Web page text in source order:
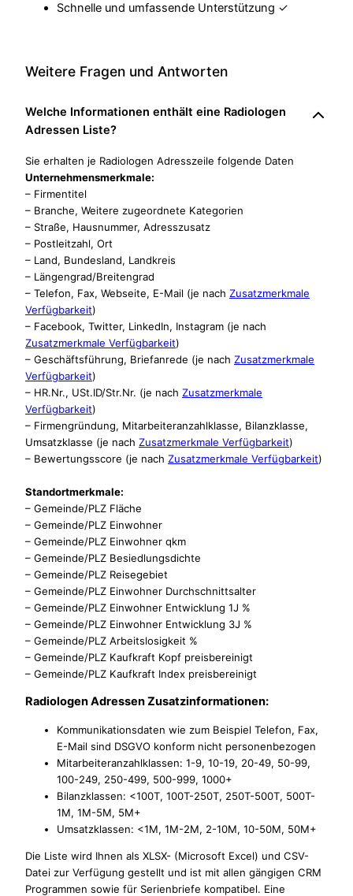
Schnelle und umfassende Unterstützung ✓
Weitere Fragen und Antworten
Welche Informationen enthält eine Radiologen
Adressen Liste?
Sie erhalten je Radiologen Adresszeile folgende Daten
Unternehmensmerkmale:
– Firmentitel
– Branche, Weitere zugeordnete Kategorien
– Straße, Hausnummer, Adresszusatz
– Postleitzahl, Ort
– Land, Bundesland, Landkreis
– Längengrad/Breitengrad
– Telefon, Fax, Webseite, E-Mail (je nach Zusatzmerkmale
Verfügbarkeit)
– Facebook, Twitter, LinkedIn, Instagram (je nach
Zusatzmerkmale Verfügbarkeit)
– Geschäftsführung, Briefanrede (je nach Zusatzmerkmale
Verfügbarkeit)
– HR.Nr., USt.ID/Str.Nr. (je nach Zusatzmerkmale
Verfügbarkeit)
– Firmengründung, Mitarbeiteranzahlklasse, Bilanzklasse,
Umsatzklasse (je nach Zusatzmerkmale Verfügbarkeit)
– Bewertungsscore (je nach Zusatzmerkmale Verfügbarkeit)
Standortmerkmale:
– Gemeinde/PLZ Fläche
– Gemeinde/PLZ Einwohner
– Gemeinde/PLZ Einwohner qkm
– Gemeinde/PLZ Besiedlungsdichte
– Gemeinde/PLZ Reisegebiet
– Gemeinde/PLZ Einwohner Durchschnittsalter
– Gemeinde/PLZ Einwohner Entwicklung 1J %
– Gemeinde/PLZ Einwohner Entwicklung 3J %
– Gemeinde/PLZ Arbeitslosigkeit %
– Gemeinde/PLZ Kaufkraft Kopf preisbereinigt
– Gemeinde/PLZ Kaufkraft Index preisbereinigt
Radiologen Adressen Zusatzinformationen:
Kommunikationsdaten wie zum Beispiel Telefon, Fax,
E-Mail sind DSGVO konform nicht personenbezogen
Mitarbeiteranzahlklassen: 1-9, 10-19, 20-49, 50-99,
100-249, 250-499, 500-999, 1000+
Bilanzklassen: <100T, 100T-250T, 250T-500T, 500T-
1M, 1M-5M, 5M+
Umsatzklassen: <1M, 1M-2M, 2-10M, 10-50M, 50M+
Die Liste wird Ihnen als XLSX- (Microsoft Excel) und CSV-
Datei zur Verfügung gestellt und ist mit allen gängigen CRM
Programmen sowie für Serienbriefe kompatibel. Eine